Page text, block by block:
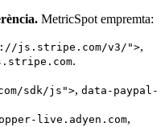
MetricSpot empremta:
js.stripe.com/v3/">,
.
sdk/js">, data-paypal-
live.adyen.com,